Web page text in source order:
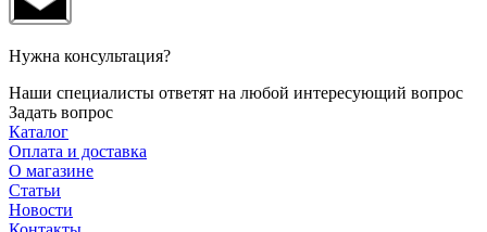
Нужна консультация?
Наши специалисты ответят на любой интересующий вопрос
Задать вопрос
Каталог
Оплата и доставка
О магазине
Статьи
Новости